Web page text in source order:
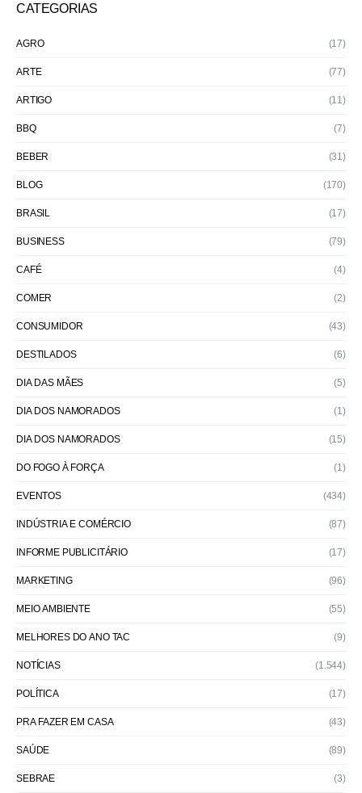
CATEGORIAS
AGRO (17)
ARTE (77)
ARTIGO (11)
BBQ (7)
BEBER (31)
BLOG (170)
BRASIL (17)
BUSINESS (79)
CAFÉ (4)
COMER (2)
CONSUMIDOR (43)
DESTILADOS (6)
DIA DAS MÃES (5)
DIA DOS NAMORADOS (1)
DIA DOS NAMORADOS (15)
DO FOGO À FORÇA (1)
EVENTOS (434)
INDÚSTRIA E COMÉRCIO (87)
INFORME PUBLICITÁRIO (17)
MARKETING (96)
MEIO AMBIENTE (55)
MELHORES DO ANO TAC (9)
NOTÍCIAS (1.544)
POLÍTICA (17)
PRA FAZER EM CASA (43)
SAÚDE (89)
SEBRAE (3)